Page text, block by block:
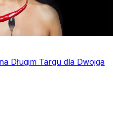
Długim Targu dla Dwojga